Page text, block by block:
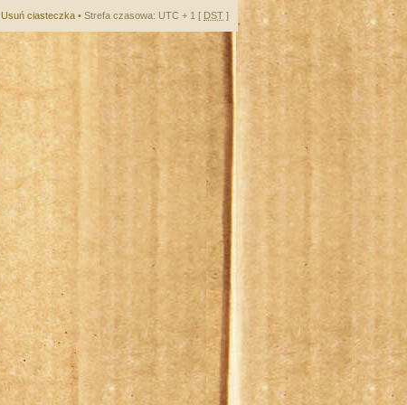
Usuń ciasteczka • Strefa czasowa: UTC + 1 [ DST ]